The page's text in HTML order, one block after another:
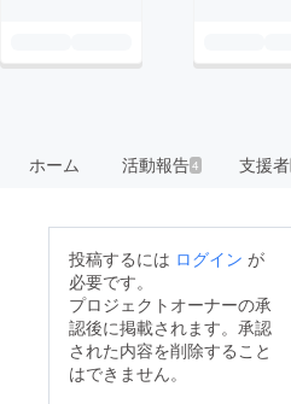
ホーム 活動報告4 支援者
投稿するには ログイン が
必要です。
プロジェクトオーナーの承
認後に掲載されます。承認
された内容を削除すること
はできません。